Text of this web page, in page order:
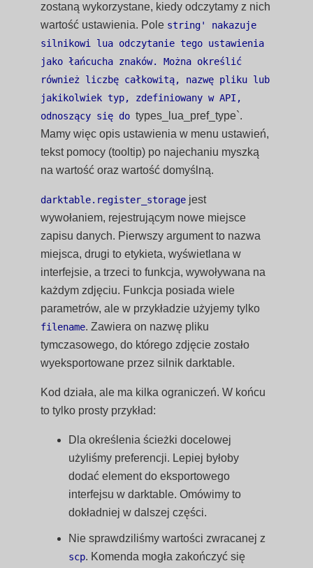
zostaną wykorzystane, kiedy odczytamy z nich
wartość ustawienia. Pole string' nakazuje
silnikowi lua odczytanie tego ustawienia
jako łańcucha znaków. Można określić
również liczbę całkowitą, nazwę pliku lub
jakikolwiek typ, zdefiniowany w API,
odnoszący się dotypes_lua_pref_type`.
Mamy więc opis ustawienia w menu ustawień,
tekst pomocy (tooltip) po najechaniu myszką
na wartość oraz wartość domyślną.
darktable.register_storage jest
wywołaniem, rejestrującym nowe miejsce
zapisu danych. Pierwszy argument to nazwa
miejsca, drugi to etykieta, wyświetlana w
interfejsie, a trzeci to funkcja, wywoływana na
każdym zdjęciu. Funkcja posiada wiele
parametrów, ale w przykładzie użyjemy tylko
filename. Zawiera on nazwę pliku
tymczasowego, do którego zdjęcie zostało
wyeksportowane przez silnik darktable.
Kod działa, ale ma kilka ograniczeń. W końcu
to tylko prosty przykład:
Dla określenia ścieżki docelowej
użyliśmy preferencji. Lepiej byłoby
dodać element do eksportowego
interfejsu w darktable. Omówimy to
dokładniej w dalszej części.
Nie sprawdziliśmy wartości zwracanej z
scp. Komenda mogła zakończyć się